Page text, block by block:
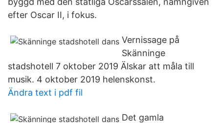
efter Oscar II, i fokus.
Vernissage på
Skänninge
stadshotell 7 oktober 2019 Älskar att måla till
musik. 4 oktober 2019 helenskonst.
Ändra text i pdf fil
Det gamla